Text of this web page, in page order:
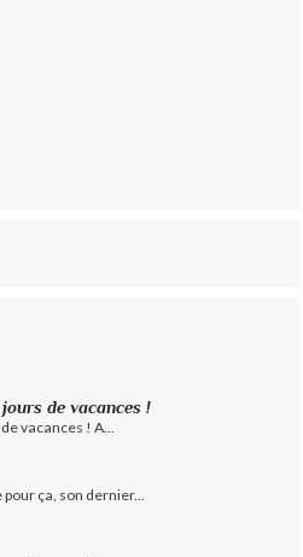
de vacances !
vacances ! A...
ça, son dernier...